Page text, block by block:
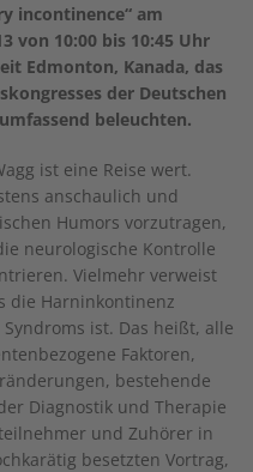
incontinence“ am
von 10:00 bis 10:45 Uhr
Edmonton, Kanada, das
der Deutschen
umfassend beleuchten.
ist eine Reise wert.
anschaulich und
Humors vorzutragen,
neurologische Kontrolle
Vielmehr verweist
die Harninkontinenz
ist. Das heißt, alle
Faktoren,
bestehende
Diagnostik und Therapie
und Zuhörer in
besetzten Vortrag,